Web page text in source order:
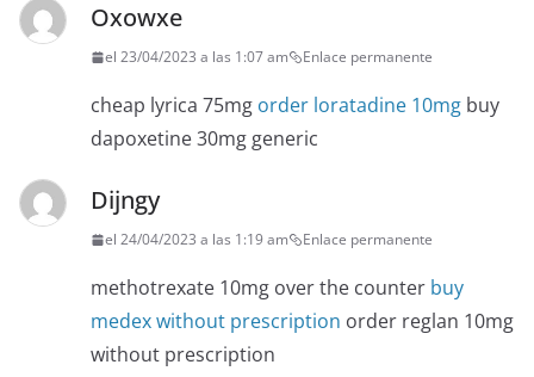
Oxowxe
el 23/04/2023 a las 1:07 am Enlace permanente
cheap lyrica 75mg order loratadine 10mg buy
dapoxetine 30mg generic
Dijngy
el 24/04/2023 a las 1:19 am Enlace permanente
methotrexate 10mg over the counter buy
medex without prescription order reglan 10mg
without prescription